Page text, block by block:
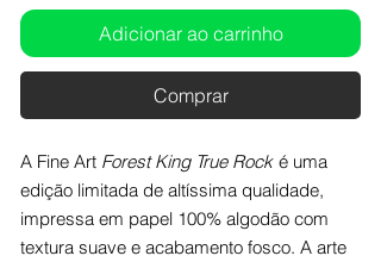
Adicionar ao carrinho
Comprar
A Fine Art Forest King True Rock é uma
edição limitada de altíssima qualidade,
impressa em papel 100% algodão com
textura suave e acabamento fosco. A arte